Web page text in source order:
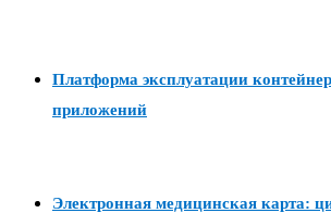
Платформа эксплуатации
приложений
Электронная медицинская карта: